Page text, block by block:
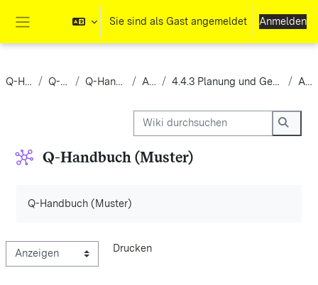
Website-Übersicht
Sie sind als Gast angemeldet Anmelden
Q-Handbuch Q-Handbuch Q-Handbuch (Muster) Anzeigen 4.4.3 Planung und Gestaltung von Unterrichtsprozessen Anzeigen
Wiki durchsuchen
Wiki
Q-Handbuch (Muster)
Q-Handbuch (Muster)
Drucken